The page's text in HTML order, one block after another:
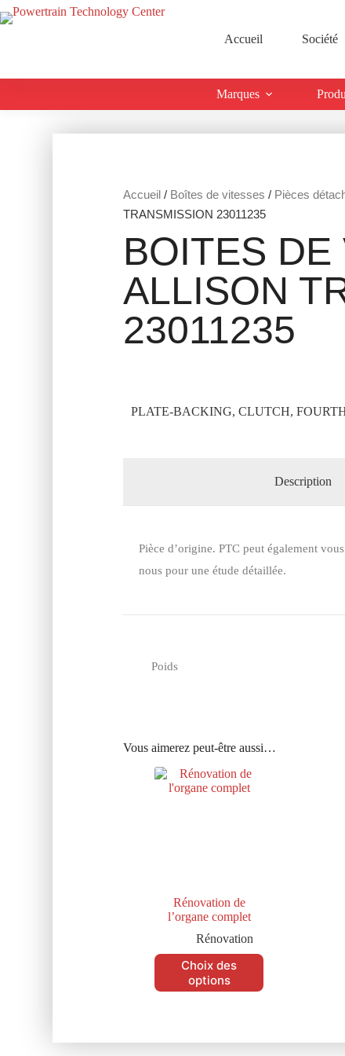
Accueil Société
Marques
Accueil / Boîtes de vitesses / Pièces
TRANSMISSION 23011235
BOITES
ALLISON
23011235
PLATE-BACKING, CLUTCH,
Description
Pièce d’origine. PTC peut également
nous pour une étude détaillée.
Poids
Vous aimerez peut-être aussi…
Rénovation de
l’organe complet
Rénovation
Choix des
options